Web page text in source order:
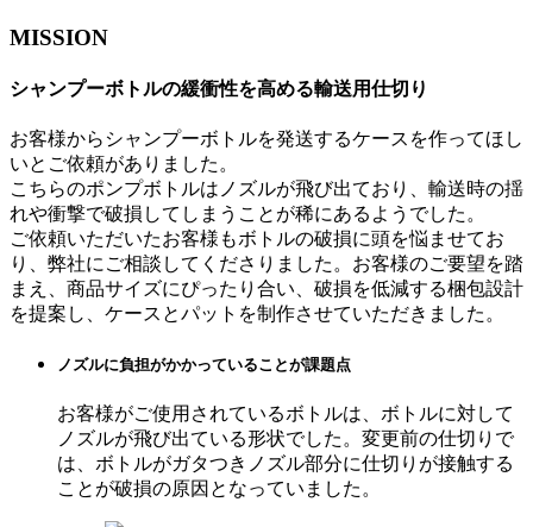
MISSION
シャンプーボトルの緩衝性を高める輸送用仕切り
お客様からシャンプーボトルを発送するケースを作ってほし
いとご依頼がありました。
こちらのポンプボトルはノズルが飛び出ており、輸送時の揺
れや衝撃で破損してしまうことが稀にあるようでした。
ご依頼いただいたお客様もボトルの破損に頭を悩ませてお
り、弊社にご相談してくださりました。お客様のご要望を踏
まえ、商品サイズにぴったり合い、破損を低減する梱包設計
を提案し、ケースとパットを制作させていただきました。
ノズルに負担がかかっていることが課題点
お客様がご使用されているボトルは、ボトルに対して
ノズルが飛び出ている形状でした。変更前の仕切りで
は、ボトルがガタつきノズル部分に仕切りが接触する
ことが破損の原因となっていました。